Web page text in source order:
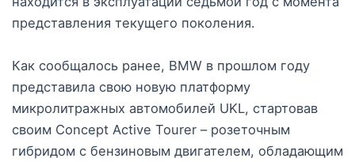
представления текущего поколения.
Как сообщалось ранее, BMW в прошлом году
представила свою новую платформу
микролитражных автомобилей UKL, стартовав
своим Concept Active Tourer – розеточным
гибридом с бензиновым двигателем, обладающим